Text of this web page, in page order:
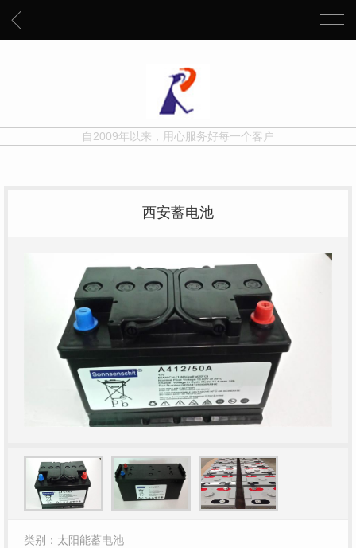
自2009年以来，用心服务好每一个客户
西安蓄电池
类别：太阳能蓄电池